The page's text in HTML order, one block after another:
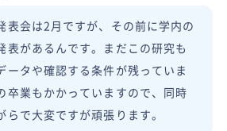
表会は2月ですが、その前に学内の
表があるんです。まだこの研究も
ータや確認する条件が残っていま
卒業もかかっていますので、同時
らで大変ですが頑張ります。